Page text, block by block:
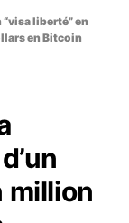
“visa liberté” en
en Bitcoin
million